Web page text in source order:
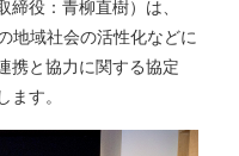
役：青柳直樹）は、
地域社会の活性化などに
携と協力に関する協定
す。